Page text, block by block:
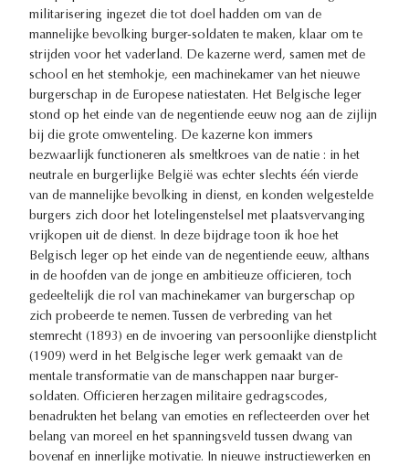
militarisering ingezet die tot doel hadden om van de
mannelijke bevolking burger-soldaten te maken, klaar om te
strijden voor het vaderland. De kazerne werd, samen met de
school en het stemhokje, een machinekamer van het nieuwe
burgerschap in de Europese natiestaten. Het Belgische leger
stond op het einde van de negentiende eeuw nog aan de zijlijn
bij die grote omwenteling. De kazerne kon immers
bezwaarlijk functioneren als smeltkroes van de natie : in het
neutrale en burgerlijke België was echter slechts één vierde
van de mannelijke bevolking in dienst, en konden welgestelde
burgers zich door het lotelingenstelsel met plaatsvervanging
vrijkopen uit de dienst. In deze bijdrage toon ik hoe het
Belgisch leger op het einde van de negentiende eeuw, althans
in de hoofden van de jonge en ambitieuze officieren, toch
gedeeltelijk die rol van machinekamer van burgerschap op
zich probeerde te nemen. Tussen de verbreding van het
stemrecht (1893) en de invoering van persoonlijke dienstplicht
(1909) werd in het Belgische leger werk gemaakt van de
mentale transformatie van de manschappen naar burger-
soldaten. Officieren herzagen militaire gedragscodes,
benadrukten het belang van emoties en reflecteerden over het
belang van moreel en het spanningsveld tussen dwang van
bovenaf en innerlijke motivatie. In nieuwe instructiewerken en